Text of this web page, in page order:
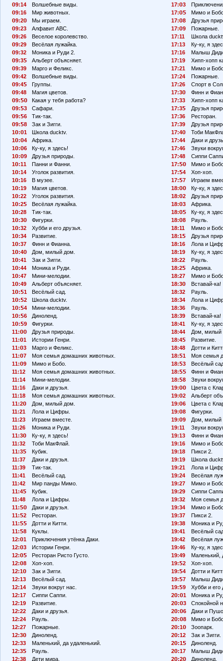
9:14
Волшебные виды.
9:16
Мир животных.
9:2
Мы играем.
9:23
Алфавит АВС.
9:26
Веселое королевство.
9:29
Весёлая лужайка.
9:32
Моника и Руди 2.
9:3
Альберт объясняет.
9:39
Марго и Феликс.
9:42
Волшебные виды.
9:4
Группы.
9:48
Магия цветов.
9:
Какая у тебя работа?
9:
3
Сафари.
9:
6
Тик-так.
9:
8
Зак и Зигги.
1
: 1
Школа ducktv.
1
: 4
Африка.
1
: 6
Ку-ку, я здесь!
1
: 9
Друзья природы.
1
:11
Панни и Фанни.
1
:14
Уголок развития.
1
:16
В музее.
1
:19
Магия цветов.
1
:22
Уголок развития.
1
:2
Весёлая лужайка.
1
:28
Тик-так.
1
:3
Фигурки.
1
:32
Хубби и его друзья.
1
:34
Развитие.
1
:37
Финн и Фианна.
1
:4
Дом, милый дом.
1
:41
Зак и Зигги.
1
:44
Моника и Руди.
1
:47
Мини-мелодии.
1
:49
Альберт объясняет.
1
: 1
Весёлый сад.
1
: 2
Школа ducktv.
1
: 4
Мини-мелодии.
1
: 6
Диноленд.
1
: 9
Фигурки.
11:
Друзья природы.
11:
1
Истории Генри.
11:
3
Марго и Феликс.
11:
7
Моя семья домашних животных.
11:
9
Мимо и Бобо.
11:12
Моя семья домашних животных.
11:14
Мини-мелодии.
11:16
Даки и друзья.
11:18
Моя семья домашних животных.
11:2
Дом, милый дом.
11:21
Лола и Цифры.
11:23
Играем вместе.
11:26
Моника и Руди.
11:3
Ку-ку, я здесь!
11:32
Тоби МакФлай.
11:3
Кубик.
11:37
Даки и друзья.
11:39
Тик-так.
11:41
Весёлый сад.
11:42
Мир панды Мимо.
11:4
Кубик.
11:48
Лола и Цифры.
11:
Даки и друзья.
11:
2
Ресторан.
11:
Дотти и Китти.
11:
8
Куклы.
12:
1
Приключения утёнка Даки.
12:
3
Истории Генри.
12:
Ресторан Ристо Густо.
12:
8
Хоп-хоп.
12:1
Зак и Зигги.
12:13
Весёлый сад.
12:14
Звуки вокруг нас.
12:17
Сиппи Саппи.
12:19
Развитие.
12:22
Даки и друзья.
12:24
Рауль.
12:27
Пожарные.
12:3
Диноленд.
12:33
Маленький, да удаленький.
12:3
Рауль.
12:38
Дети мира.
17:
3
17:
Мимо и
17:
8
Друзья
17:
9
Пожарные.
17:11
Школа
17:13
Ку-ку, я
17:16
Малыш
17:19
Хипп-хопп
17:21
Мимо и
17:24
Пожарные.
17:26
Спорт в
17:3
Финн и
17:33
Хипп-хопп
17:3
Друзья
17:36
Ресторан.
17:39
Друзья
17:4
Тоби
17:44
Даки и
17:46
Звуки
17:48
Сиппи
17:
Мимо и
17:
4
Хоп-хоп.
17:
7
Играем
18:
Ку-ку, я
18:
2
Друзья
18:
3
Африка.
18:
Ку-ку, я
18:
8
Рауль.
18:11
Мимо и
18:1
Друзья
18:16
Лола и
18:19
Ку-ку, я
18:22
Рауль.
18:2
Африка.
18:27
Мимо и
18:3
Вставай-ка!
18:32
Рауль.
18:34
Лола и
18:36
Рауль.
18:39
Вставай-ка!
18:41
Ку-ку, я
18:44
Дом, милый
18:4
Развитие.
18:48
Дотти и
18:
1
Моя семья
18:
3
Весёлый
18:
Финн и
18:
8
Звуки
19:
Цвета с
19:
2
Альберт
19:
6
Цвета с
19:
8
Фигурки.
19:
9
Дом, милый
19:11
Звуки
19:13
Финн и
19:16
Мимо и
19:18
Пикси 2.
19:19
Школа
19:21
Лола и
19:24
Весёлая
19:27
Мимо и
19:29
Сиппи
19:32
Моя семья
19:34
Мимо и
19:37
Пикси 2.
19:38
Моника и
19:41
Весёлый
19:42
Весёлая
19:46
Ку-ку, я
19:49
Маленький,
19:
2
Хоп-хоп.
19:
4
Дотти и
19:
7
Малыш
19:
9
Хубби и его
2
: 1
Моника и
2
: 3
Спокойной
2
: 6
Даки и
2
: 8
Мимо и
2
:1
Зоопарк.
2
:12
Зак и Зигги.
2
:1
Диноленд.
2
:17
Малыш
2
:2 Диноленд.